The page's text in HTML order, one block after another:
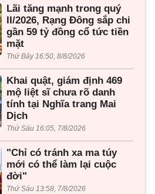
Lãi tăng mạnh trong quý
II/2026, Rạng Đông sắp chi
gần 59 tỷ đồng cổ tức tiền
mặt
Thứ Bảy 16:50, 8/8/2026
Khai quật, giám định 469
mộ liệt sĩ chưa rõ danh
tính tại Nghĩa trang Mai
Dịch
Thứ Sáu 16:05, 7/8/2026
"Chỉ có tránh xa ma túy
mới có thể làm lại cuộc
đời"
Thứ Sáu 13:58, 7/8/2026